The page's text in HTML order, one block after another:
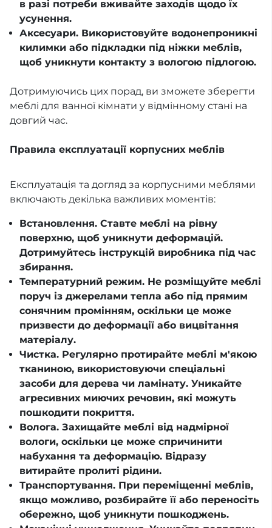
в разі потреби вживайте заходів щодо їх
усунення.
Аксесуари. Використовуйте водонепроникні
килимки або підкладки під ніжки меблів,
щоб уникнути контакту з вологою підлогою.
Дотримуючись цих порад, ви зможете зберегти
меблі для ванної кімнати у відмінному стані на
довгий час.
Правила експлуатації корпусних меблів
Експлуатація та догляд за корпусними меблями
включають декілька важливих моментів:
Встановлення. Ставте меблі на рівну
поверхню, щоб уникнути деформацій.
Дотримуйтесь інструкцій виробника під час
збирання.
Температурний режим. Не розміщуйте меблі
поруч із джерелами тепла або під прямим
сонячним промінням, оскільки це може
призвести до деформації або вицвітання
матеріалу.
Чистка. Регулярно протирайте меблі м'якою
тканиною, використовуючи спеціальні
засоби для дерева чи ламінату. Уникайте
агресивних миючих речовин, які можуть
пошкодити покриття.
Волога. Захищайте меблі від надмірної
вологи, оскільки це може спричинити
набухання та деформацію. Відразу
витирайте пролиті рідини.
Транспортування. При переміщенні меблів,
якщо можливо, розбирайте її або переносіть
обережно, щоб уникнути пошкоджень.